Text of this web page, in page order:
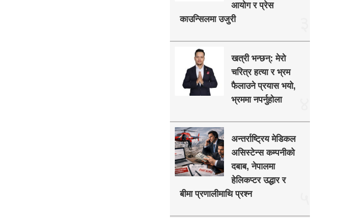
आयोग र प्रेस
काउन्सिलमा उजुरी
खत्री भन्छन्: मेरो
चरित्र हत्या र भ्रम
फैलाउने प्रयास भयो,
भ्रममा नपर्नुहोला
अन्तर्राष्ट्रिय मेडिकल
असिस्टेन्स कम्पनीको
दबाब, नेपालमा
हेलिकप्टर उद्धार र
बीमा प्रणालीमाथि प्रश्न